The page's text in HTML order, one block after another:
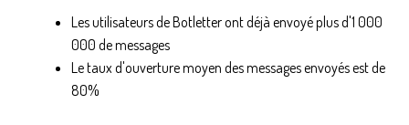
Les utilisateurs de Botletter ont déjà envoyé plus d'1 000
000 de messages
Le taux d'ouverture moyen des messages envoyés est de
80%